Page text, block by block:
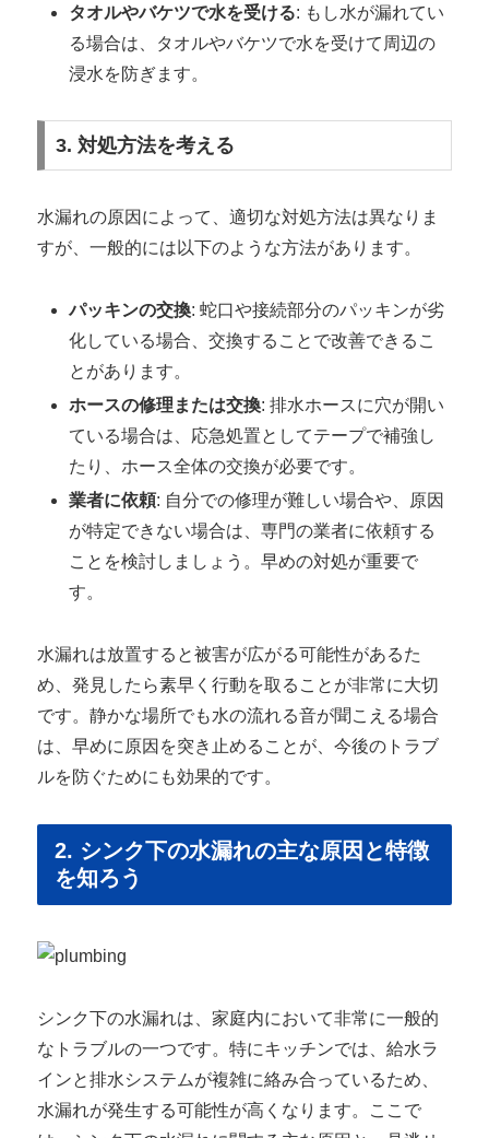
タオルやバケツで水を受ける: もし水が漏れてい
る場合は、タオルやバケツで水を受けて周辺の
浸水を防ぎます。
3. 対処方法を考える
水漏れの原因によって、適切な対処方法は異なりま
すが、一般的には以下のような方法があります。
パッキンの交換: 蛇口や接続部分のパッキンが劣
化している場合、交換することで改善できるこ
とがあります。
ホースの修理または交換: 排水ホースに穴が開い
ている場合は、応急処置としてテープで補強し
たり、ホース全体の交換が必要です。
業者に依頼: 自分での修理が難しい場合や、原因
が特定できない場合は、専門の業者に依頼する
ことを検討しましょう。早めの対処が重要で
す。
水漏れは放置すると被害が広がる可能性があるた
め、発見したら素早く行動を取ることが非常に大切
です。静かな場所でも水の流れる音が聞こえる場合
は、早めに原因を突き止めることが、今後のトラブ
ルを防ぐためにも効果的です。
2. シンク下の水漏れの主な原因と特徴
を知ろう
シンク下の水漏れは、家庭内において非常に一般的
なトラブルの一つです。特にキッチンでは、給水ラ
インと排水システムが複雑に絡み合っているため、
水漏れが発生する可能性が高くなります。ここで